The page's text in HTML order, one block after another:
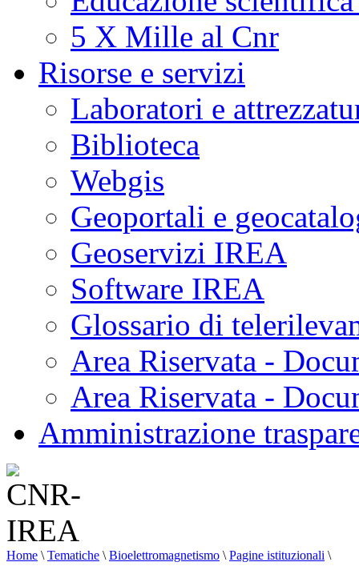
5 X Mille al Cnr
Risorse e servizi
Laboratori e
Biblioteca
Webgis
Geoportali e
Geoservizi IREA
Software IREA
Glossario di
Area Riservata -
Area Riservata -
Amministrazione
Home \ Tematiche \ Bioelettromagnetismo \ Pagine istituzionali \